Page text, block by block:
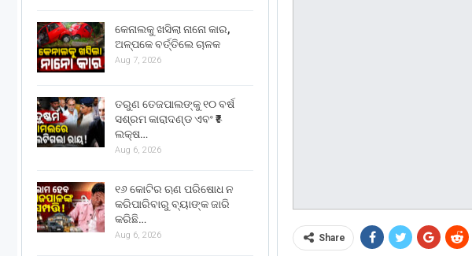
Share
କେନାଲକୁ ଖସିଲା ନାନୋ କାର,
ଅଳ୍ପକେ ବର୍ତ୍ତିଲେ ଚାଳକ
Aug 7, 2026
ତରୁଣ ତେଜପାଲଙ୍କୁ ୧୦ ବର୍ଷ
ସଶ୍ରମ କାରାଦଣ୍ଡ ଏବଂ ₹୫
ଲକ୍ଷ…
Aug 6, 2026
୧୬ କୋଟିର ଋଣ ପରିଷୋଧ ନ
କରିପାରିବାରୁ ବ୍ୟାଙ୍କ ଜାରି
କରିଛି…
Aug 6, 2026